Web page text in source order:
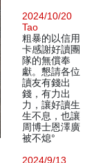
2024/10/20
Tao
粗暴的以信用
卡感謝好讀團
隊的無償奉
獻。懇請各位
讀友有錢出
錢，有力出
力，讓好讀生
生不息，也讓
周博士恩澤廣
被不熄°
2024/9/13